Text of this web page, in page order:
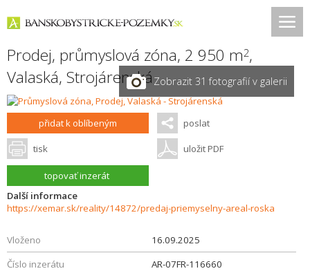
Prodej, průmyslová zóna, 2 950 m2,
Valaská, Strojárenská Zobrazit 31 fotografií v galerii
přidat k oblíbeným poslat
tisk uložit PDF
topovať inzerát
Další informace
https://xemar.sk/reality/14872/predaj-priemyselny-areal-roska
Vloženo
16.09.2025
Číslo inzerátu
AR-07FR-116660